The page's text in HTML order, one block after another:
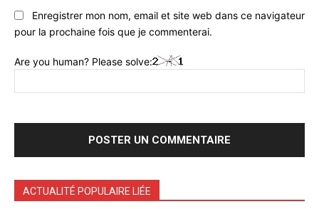
Enregistrer mon nom, email et site web dans ce navigateur
pour la prochaine fois que je commenterai.
Are you human? Please solve:
ACTUALITÉ POPULAIRE LIÉE